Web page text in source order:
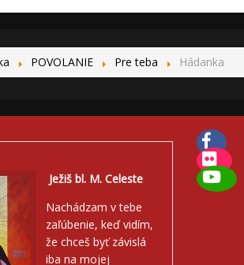
POVOLANIE Pre teba Hádanka
Ježiš bl. M. Celeste
Nachádzam v tebe
zaľúbenie, keď vidím,
že chceš byť závislá
iba na mojej